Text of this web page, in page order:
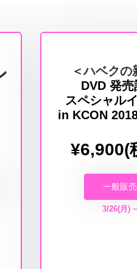
＜ハベクの
DVD 発
スペシャル
in KCON
¥6,900(
一般販売
3/26(月) ~